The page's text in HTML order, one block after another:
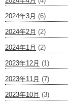
2024年3月 (6)
2024年2月 (2)
2024年1月 (2)
2023年12月 (1)
2023年11月 (7)
2023年10月 (3)